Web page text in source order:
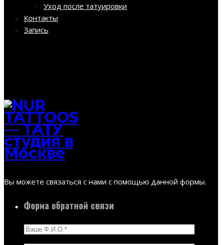
Уход после татуировки
Контакты
Запись
Вы можете связаться с нами с помощью данной формы.
Форма обратной связи